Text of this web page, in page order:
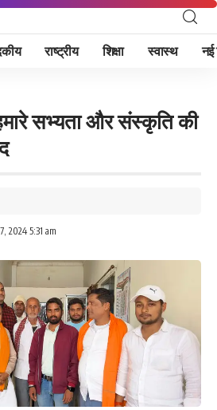
राष्ट्रीय शिक्षा स्वास्थ नई
सभ्यता और संस्कृति की
2024 5:31 am